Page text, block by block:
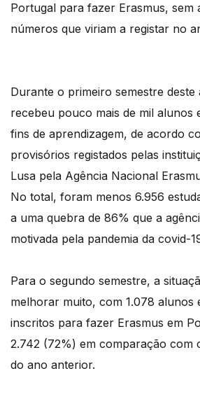
Portugal para fazer Erasmus, sem
números que viriam a registar no
Durante o primeiro semestre
recebeu pouco mais de mil alunos
fins de aprendizagem, de acordo
provisórios registados pelas
Lusa pela Agência Nacional
No total, foram menos 6.956
a uma quebra de 86% que a
motivada pela pandemia da covid-
Para o segundo semestre, a
melhorar muito, com 1.078 alunos
inscritos para fazer Erasmus em
2.742 (72%) em comparação com
do ano anterior.